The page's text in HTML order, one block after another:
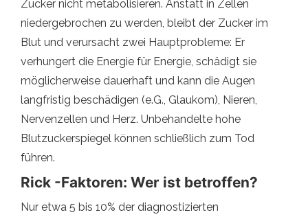
Zucker nicht metabolisieren. Anstatt in Zellen
niedergebrochen zu werden, bleibt der Zucker im
Blut und verursacht zwei Hauptprobleme: Er
verhungert die Energie für Energie, schädigt sie
möglicherweise dauerhaft und kann die Augen
langfristig beschädigen (e.G., Glaukom), Nieren,
Nervenzellen und Herz. Unbehandelte hohe
Blutzuckerspiegel können schließlich zum Tod
führen.
Rick -Faktoren: Wer ist betroffen?
Nur etwa 5 bis 10% der diagnostizierten